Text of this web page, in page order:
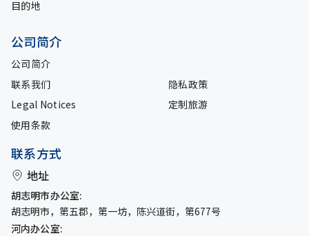
联系方式
地址
胡志明市办公室:
胡志明市，第五郡，第一坊，陈兴道街，第677号
河内办公室:
目的地
公司简介
公司简介
联系我们
隐私政策
Legal Notices
定制旅游
使用条款